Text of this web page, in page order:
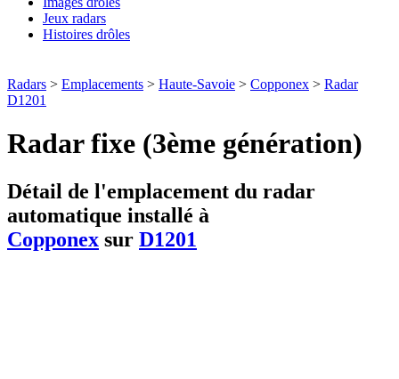
Jeux radars
Histoires drôles
Radars > Emplacements > Haute-Savoie > Copponex > Radar
D1201
Radar fixe (3ème génération)
Détail de l'emplacement du radar
automatique installé à
Copponex sur D1201